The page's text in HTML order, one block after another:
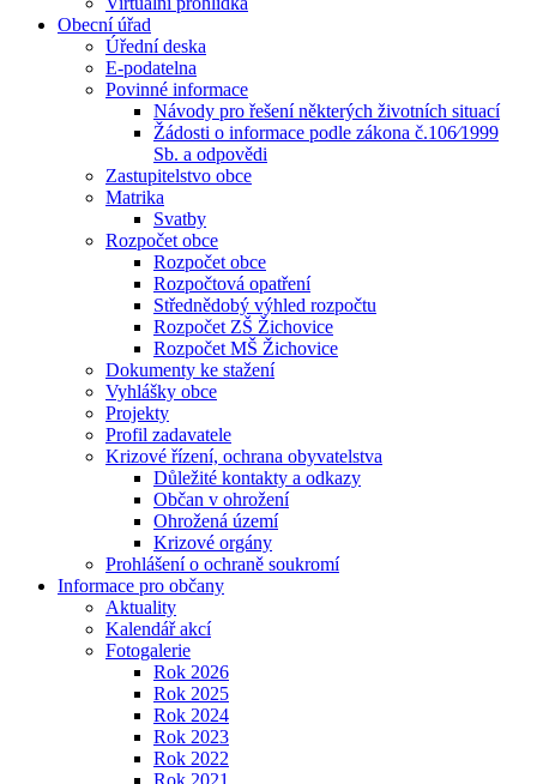
Obecní úřad
Úřední deska
E-podatelna
Povinné informace
Návody pro řešení některých životních situací
Žádosti o informace podle zákona č.106⁄1999
Sb. a odpovědi
Zastupitelstvo obce
Matrika
Svatby
Rozpočet obce
Rozpočet obce
Rozpočtová opatření
Střednědobý výhled rozpočtu
Rozpočet ZŠ Žichovice
Rozpočet MŠ Žichovice
Dokumenty ke stažení
Vyhlášky obce
Projekty
Profil zadavatele
Krizové řízení, ochrana obyvatelstva
Důležité kontakty a odkazy
Občan v ohrožení
Ohrožená území
Krizové orgány
Prohlášení o ochraně soukromí
Informace pro občany
Aktuality
Kalendář akcí
Fotogalerie
Rok 2026
Rok 2025
Rok 2024
Rok 2023
Rok 2022
Rok 2021